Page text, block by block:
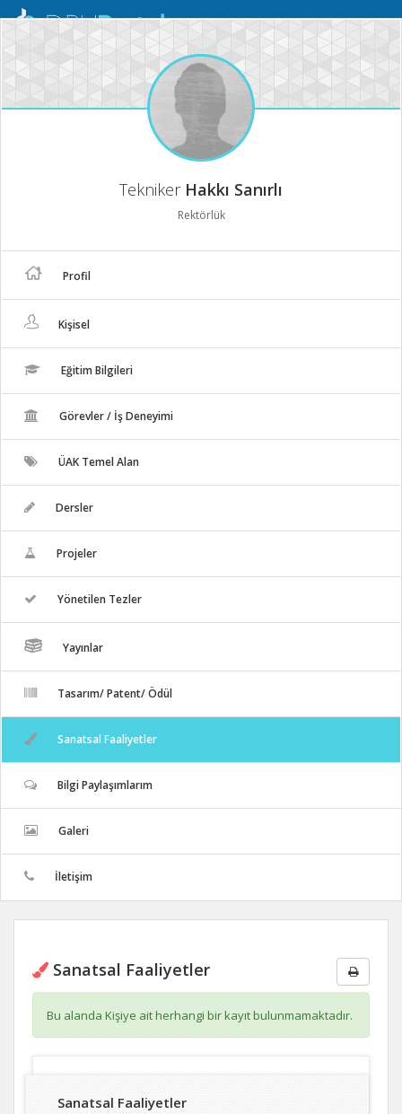
Mobil
Tekniker Hakkı Sanırlı
Rektörlük
Profil
Kişisel
Eğitim Bilgileri
Görevler / İş Deneyimi
ÜAK Temel Alan
Dersler
Projeler
Yönetilen Tezler
Yayınlar
Tasarım/ Patent/ Ödül
Sanatsal Faaliyetler
Bilgi Paylaşımlarım
Galeri
İletişim
Sanatsal Faaliyetler
Bu alanda Kişiye ait herhangi bir kayıt bulunmamaktadır.
Sanatsal Faaliyetler